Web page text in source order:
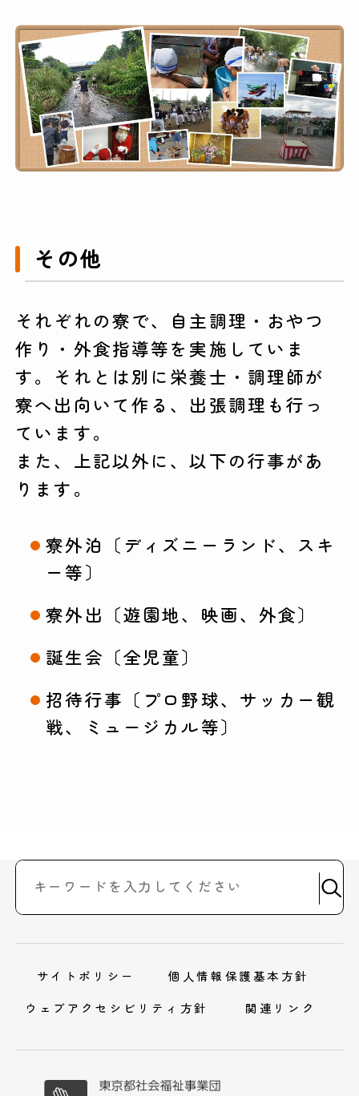
その他
それぞれの寮で、自主調理・おやつ
作り・外食指導等を実施していま
す。それとは別に栄養士・調理師が
寮へ出向いて作る、出張調理も行っ
ています。
また、上記以外に、以下の行事があ
ります。
寮外泊〔ディズニーランド、スキ
ー等〕
寮外出〔遊園地、映画、外食〕
誕生会〔全児童〕
招待行事〔プロ野球、サッカー観
戦、ミュージカル等〕
サイトポリシー
個人情報保護基本方針
ウェブアクセシビリティ方針
関連リンク